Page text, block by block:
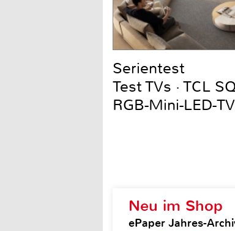
Neu im Shop
ePaper Jahres-
Serientest
Test TVs · TCL
RGB-Mini-LED-